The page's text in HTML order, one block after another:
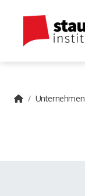
Unternehmen